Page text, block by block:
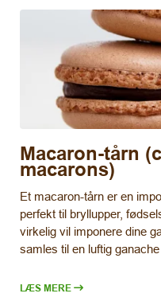
Macaron-tårn
macarons)
Et macaron-tårn er en
perfekt til bryllupper,
virkelig vil imponere dine
samles til en luftig ganache
LÆS MERE